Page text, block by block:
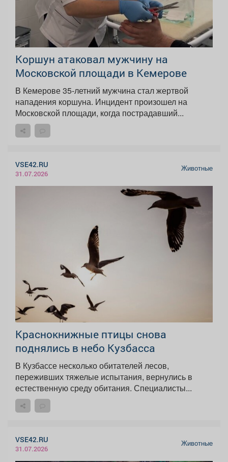
Коршун атаковал мужчину на
Московской площади в Кемерове
В Кемерове 35-летний мужчина стал жертвой
нападения коршуна. Инцидент произошел на
Московской площади, когда пострадавший...
VSE42.RU
31.07.2026
Животные
Краснокнижные птицы снова
поднялись в небо Кузбасса
В Кузбассе несколько обитателей лесов,
переживших тяжелые испытания, вернулись в
естественную среду обитания. Специалисты...
VSE42.RU
31.07.2026
Животные